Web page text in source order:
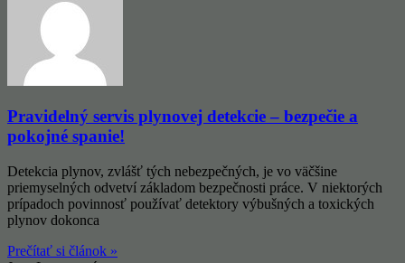
Pravidelný servis plynovej detekcie – bezpečie a
pokojné spanie!
Detekcia plynov, zvlášť tých nebezpečných, je vo väčšine
priemyselných odvetví základom bezpečnosti práce. V niektorých
prípadoch povinnosť používať detektory výbušných a toxických
plynov dokonca
Prečítať si článok »